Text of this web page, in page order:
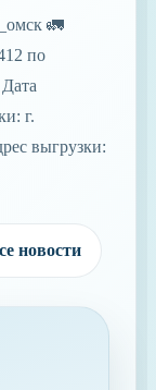
🚛
по
г.
выгрузки:
новости